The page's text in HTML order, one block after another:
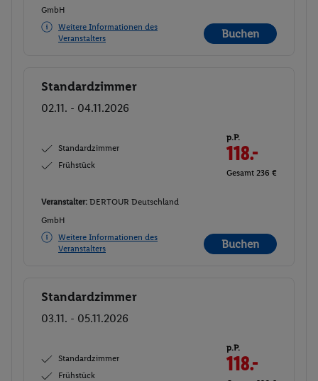
GmbH
Weitere Informationen des
Veranstalters
Buchen
Buchen
Standardzimmer
02.11. - 04.11.2026
Standardzimmer
Frühstück
p.P.
118.-
Gesamt 236 €
Veranstalter: DERTOUR Deutschland
GmbH
Weitere Informationen des
Veranstalters
Buchen
Buchen
Standardzimmer
03.11. - 05.11.2026
Standardzimmer
Frühstück
p.P.
118.-